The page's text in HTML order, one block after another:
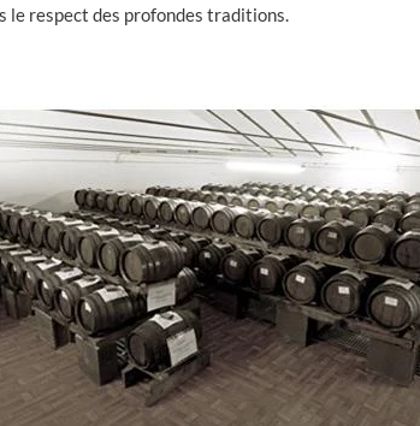
le respect des profondes traditions.